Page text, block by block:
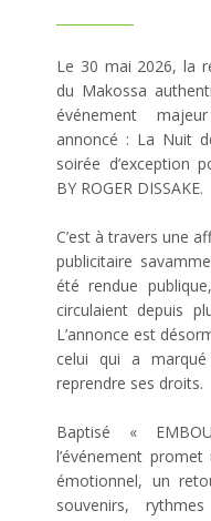
Le 30 mai 2026, la
du Makossa
événement
annoncé : La Nuit
soirée d’exception
BY ROGER DISSAKE.
C’est à travers une
publicitaire
été rendue
circulaient depuis
L’annonce est
celui qui a marqué
reprendre ses droits.
Baptisé «
l’événement
émotionnel, un
souvenirs,